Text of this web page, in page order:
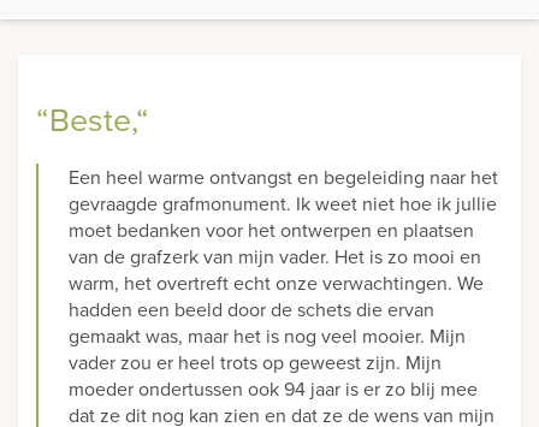
“Beste,“
Een heel warme ontvangst en begeleiding naar het
gevraagde grafmonument. Ik weet niet hoe ik jullie
moet bedanken voor het ontwerpen en plaatsen
van de grafzerk van mijn vader. Het is zo mooi en
warm, het overtreft echt onze verwachtingen. We
hadden een beeld door de schets die ervan
gemaakt was, maar het is nog veel mooier. Mijn
vader zou er heel trots op geweest zijn. Mijn
moeder ondertussen ook 94 jaar is er zo blij mee
dat ze dit nog kan zien en dat ze de wens van mijn